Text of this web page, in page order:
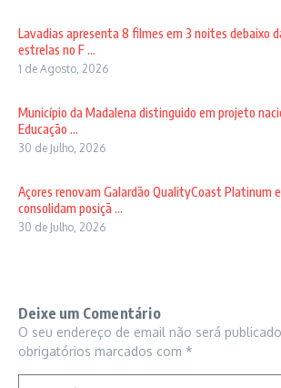
Lavadias apresenta 8 filmes em 3 noites debaixo
estrelas no F ...
1 de Agosto, 2026
Município da Madalena distinguido em projeto
Educação ...
30 de Julho, 2026
Açores renovam Galardão QualityCoast Platinum e
consolidam posiçã ...
30 de Julho, 2026
Deixe um Comentário
O seu endereço de email não será
obrigatórios marcados com *